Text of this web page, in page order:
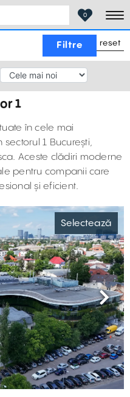
0
Filtre reset
1
în cele mai
1 București,
Aceste clădiri moderne
pentru companii care
și eficient.
Selectează
Next